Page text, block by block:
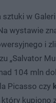
w
wystawie
i
„Salvator
104 mln
Picasso czy
który kupiono